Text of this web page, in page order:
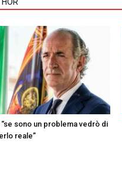
“se sono un problema vedrò di
reale”